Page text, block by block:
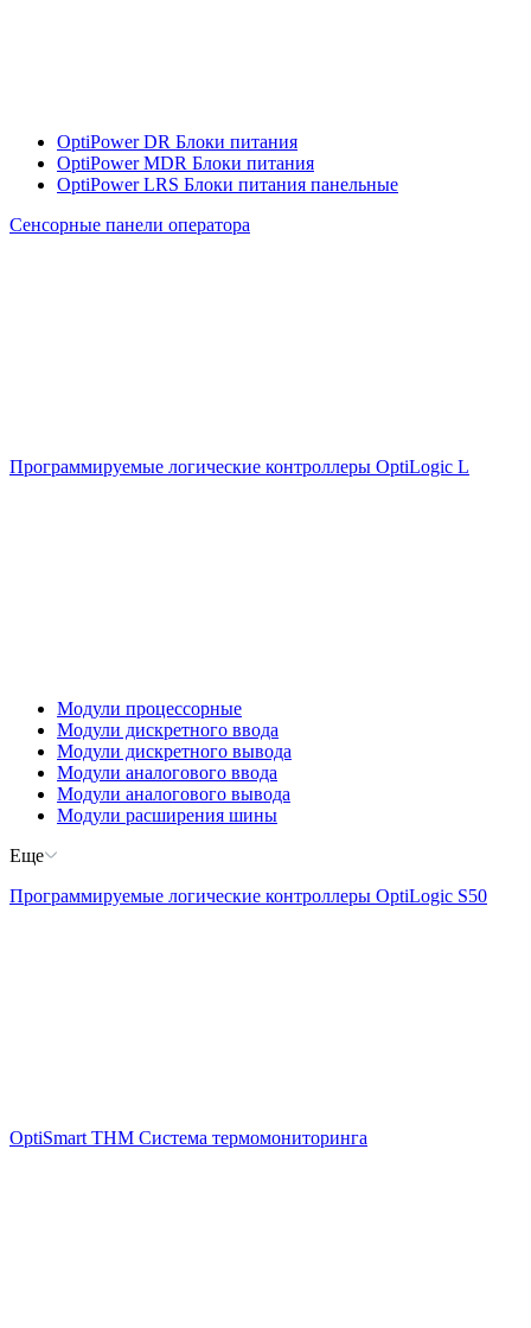
OptiPower DR Блоки питания
OptiPower MDR Блоки питания
OptiPower LRS Блоки питания панельные
Сенсорные панели оператора
Программируемые логические контроллеры OptiLogic L
Модули процессорные
Модули дискретного ввода
Модули дискретного вывода
Модули аналогового ввода
Модули аналогового вывода
Модули расширения шины
Еще
Программируемые логические контроллеры OptiLogic S50
OptiSmart THM Система термомониторинга